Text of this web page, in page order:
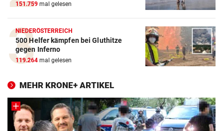
151.759 mal gelesen
NIEDERÖSTERREICH
500 Helfer kämpfen bei Gluthitze
gegen Inferno
119.264 mal gelesen
MEHR KRONE+ ARTIKEL